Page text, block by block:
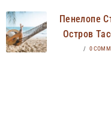
Пенелопе
Остров
/ 0